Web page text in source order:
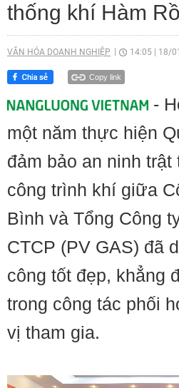
thống khí Hàm
VĂN HÓA DOANH NGHIỆP 14:05 18/
Copy link
-
một năm thực hiện
đảm bảo an ninh
công trình khí giữa
Bình và Tổng Công
CTCP (PV GAS) đã
công tốt đẹp, khẳng
trong công tác phối
vị tham gia.